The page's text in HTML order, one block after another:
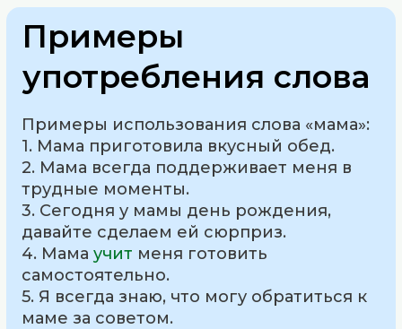
Примеры
употребления слова
Примеры использования слова «мама»:
1. Мама приготовила вкусный обед.
2. Мама всегда поддерживает меня в
трудные моменты.
3. Сегодня у мамы день рождения,
давайте сделаем ей сюрприз.
4. Мамаучит меня готовить
самостоятельно.
5. Я всегда знаю, что могу обратиться к
маме за советом.